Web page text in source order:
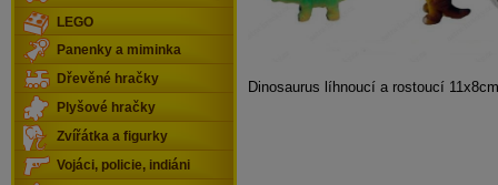
Dinosaurus líhnoucí a rostoucí
LEGO
Panenky a miminka
Dřevěné hračky
Plyšové hračky
Zvířátka a figurky
Vojáci, policie, indiáni